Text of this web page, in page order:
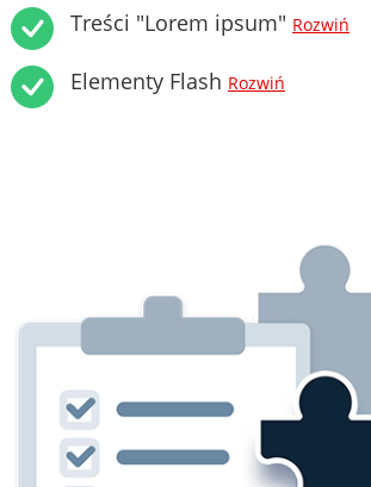
Treści "Lorem ipsum" Rozwiń
Elementy Flash Rozwiń